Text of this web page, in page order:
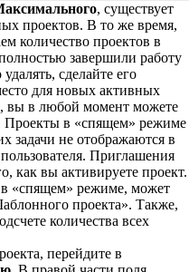
, существует
проектов. В то же время,
количество проектов в
завершили работу
сделайте его
для новых активных
вы в любой момент можете
Проекты в «спящем» режиме
задачи не отображаются в
Приглашения
как вы активируете проект.
в «спящем» режиме, может
проекта». Также,
количества всех
перейдите в